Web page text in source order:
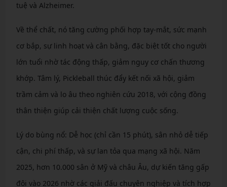
tuệ và Alzheimer.
Về thể chất, nó tăng cường phối hợp tay-mắt, sức mạnh
cơ bắp, sự linh hoạt và cân bằng, đặc biệt tốt cho người
lớn tuổi nhờ tác động thấp, giảm nguy cơ chấn thương
khớp. Tâm lý, Pickleball thúc đẩy kết nối xã hội, giảm
trầm cảm và lo âu theo nghiên cứu 2018, với cộng đồng
thân thiện giúp cải thiện chất lượng cuộc sống.
Lý do bùng nổ: Dễ học (chỉ cần 15 phút), sân nhỏ dễ tiếp
cận, chi phí thấp, và sự lan tỏa qua mạng xã hội. Năm
2025, hơn 10.000 sân ở Mỹ và châu Âu, dự kiến tăng gấp
đôi vào 2026 nhờ các giải đấu chuyên nghiệp và tích hợp